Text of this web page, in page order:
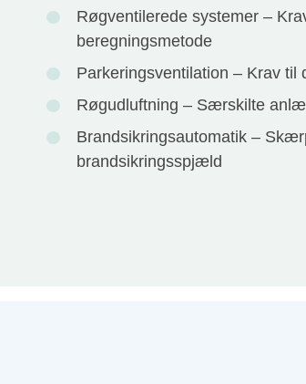
Røgventilerede systemer –
beregningsmetode
Parkeringsventilation – Krav til
Røgudluftning – Særskilte
Brandsikringsautomatik –
brandsikringsspjæld